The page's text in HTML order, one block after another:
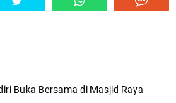
Buka Bersama di Masjid Raya